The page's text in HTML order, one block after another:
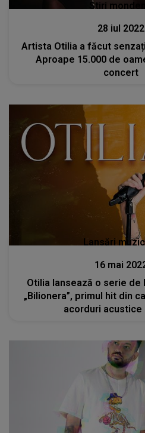
Stiri
28 iul 2022
Artista Otilia a făcut
Aproape 15.000 de
concert
Lansări
16 mai
Otilia lansează o serie de
„Bilionera”, primul hit din
acorduri acustice